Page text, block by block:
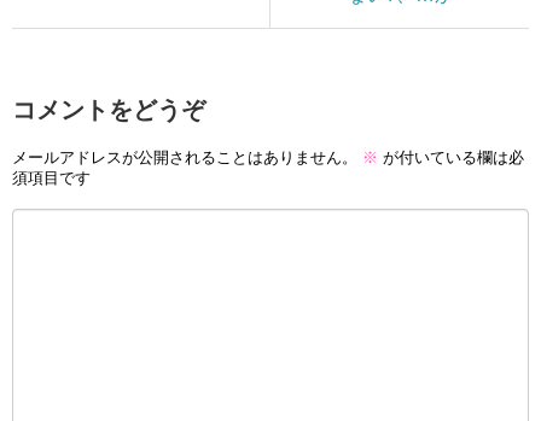
コメントをどうぞ
メールアドレスが公開されることはありません。 ※ が付いている欄は必
須項目です